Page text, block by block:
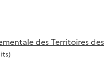
des Territoires des